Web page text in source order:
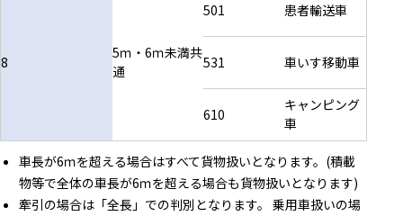
8
5ｍ・6ｍ未満共
通
501 患者輸送車
531 車いす移動車
610
キャンピング
車
車長が6ｍを超える場合はすべて貨物扱いとなります。(積載
物等で全体の車長が6ｍを超える場合も貨物扱いとなります)
牽引の場合は「全長」での判別となります。 乗用車扱いの場